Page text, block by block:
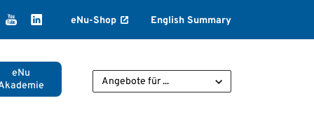
YouTube
LinkedIn
eNu-Shop English Summary
eNu
Angebote für ...